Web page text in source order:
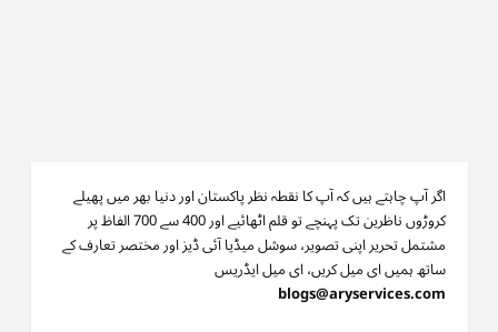
اگر آپ چاہتے ہیں کہ آپ کا نقطہ نظر پاکستان اور دنیا بھر میں پھیلے
کروڑوں ناظرین تک پہنچے تو قلم اٹھائیے اور 400 سے 700 الفاظ پر
مشتمل تحریر اپنی تصویر، سوشل میڈیا آئی ڈیز اور مختصر تعارف کے
ساتھ ہمیں ای میل کریں، ای میل ایڈریس
blogs@aryservices.com